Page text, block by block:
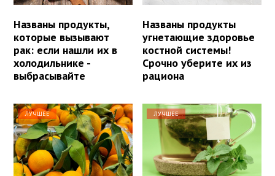
Названы продукты,
которые вызывают
рак: если нашли их в
холодильнике -
выбрасывайте
Названы продукты
угнетающие здоровье
костной системы!
Срочно уберите их из
рациона
ЛУЧШЕЕ ЛУЧШЕЕ